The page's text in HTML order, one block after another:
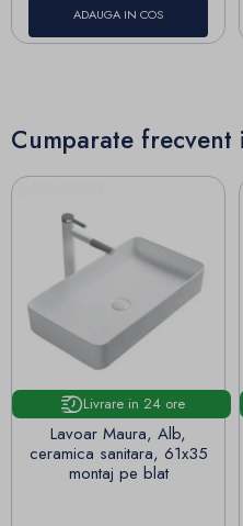
ADAUGA IN COS
Cumparate frecvent
Livrare in 24 ore
Lavoar Maura, Alb,
ceramica sanitara, 61x35
montaj pe blat